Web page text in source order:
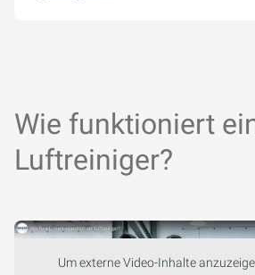
Wie funktioniert
Luftreiniger?
Um externe Video-Inhalte